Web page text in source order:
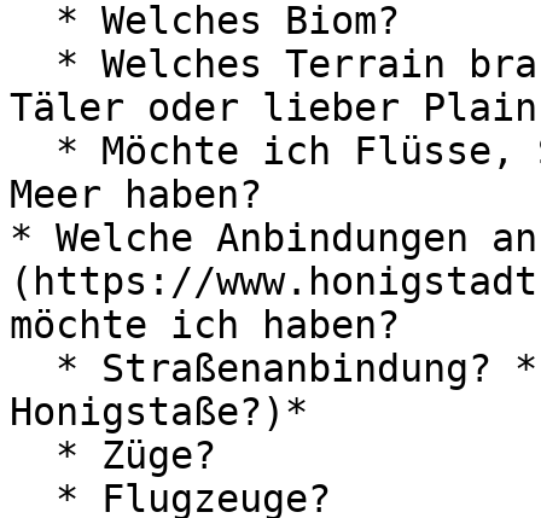
Täler oder lieber
Meer haben?
* Welche Anbindungen
(https://
möchte ich haben?
Honigstaße?)*